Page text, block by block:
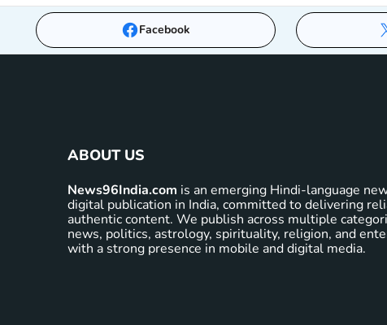
Facebook
ABOUT US
News96India.com is an emerging Hindi-language
digital publication in India, committed to delivering
authentic content. We publish across multiple
news, politics, astrology, spirituality, religion, and
with a strong presence in mobile and digital media.